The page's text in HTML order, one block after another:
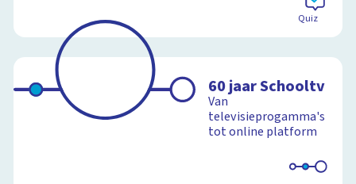
Quiz
60 jaar Schooltv
Van
televisieprogamma's
tot online platform